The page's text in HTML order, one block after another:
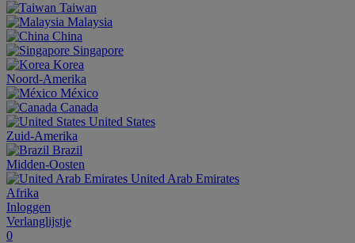
Taiwan
Malaysia
China
Singapore
Korea
Noord-Amerika
México
Canada
United States
Zuid-Amerika
Brazil
Midden-Oosten
United Arab Emirates
Afrika
Inloggen
Verlanglijstje
0